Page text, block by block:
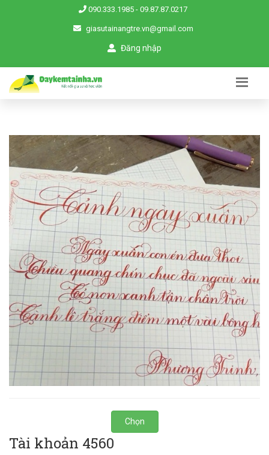
090.333.1985 - 09.87.87.0217
giasutainangtre.vn@gmail.com
Đăng nhập
Chọn
Tài khoản 4560